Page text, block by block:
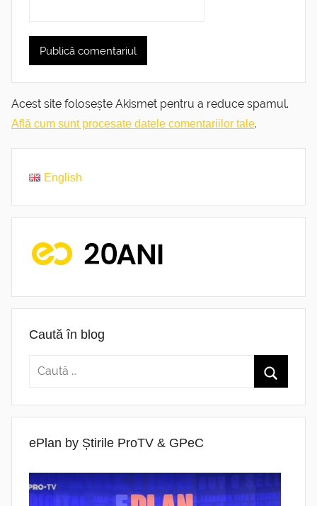
Acest site folosește Akismet pentru a reduce spamul.
Află cum sunt procesate datele comentariilor tale.
English
Caută în blog
ePlan by Știrile ProTV & GPeC